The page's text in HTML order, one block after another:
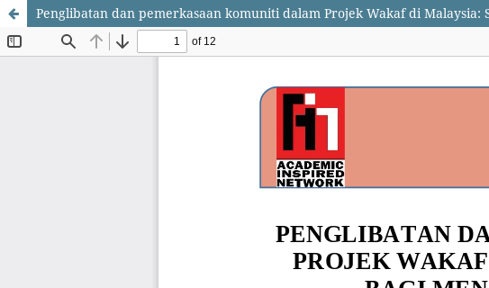
Penglibatan dan pemerkasaan komuniti dalam Projek Wakaf di